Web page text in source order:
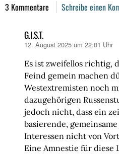
3 Kommentare Schreibe einen
G.I.S.T.
sagt:
12. August 2025 um 22:01 Uhr
Es ist zweifellos richtig,
Feind gemein machen
Westextremisten noch
dazugehörigen
jedoch nicht, dass ein
basierende,
Interessen nicht von
Eine Amnestie für diese